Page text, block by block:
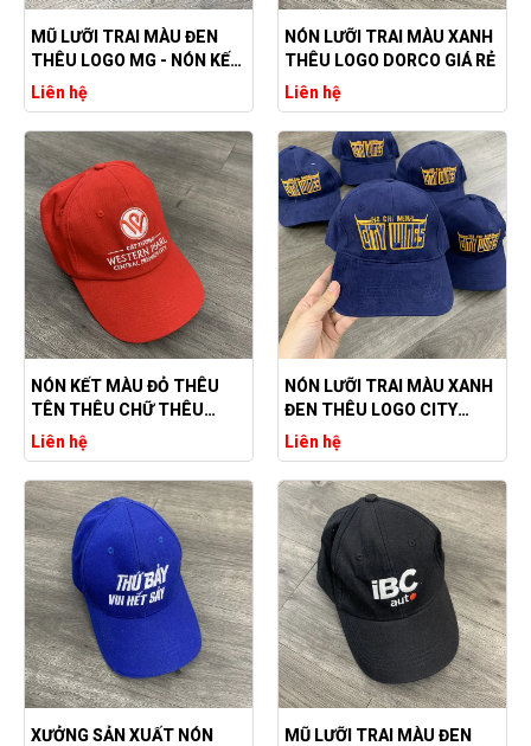
MŨ LƯỠI TRAI MÀU ĐEN
THÊU LOGO MG - NÓN KẾT
SẢN XUẤT THEO YÊU CẦU
GIÁ RẺ
Liên hệ
NÓN LƯỠI TRAI MÀU XANH
THÊU LOGO DORCO GIÁ RẺ
Liên hệ
NÓN KẾT MÀU ĐỎ THÊU
TÊN THÊU CHỮ THÊU
LOGO CÁT TƯỜNG
Liên hệ
NÓN LƯỠI TRAI MÀU XANH
ĐEN THÊU LOGO CITY
WINGS
Liên hệ
XƯỞNG SẢN XUẤT NÓN
MŨ LƯỠI TRAI MÀU ĐEN